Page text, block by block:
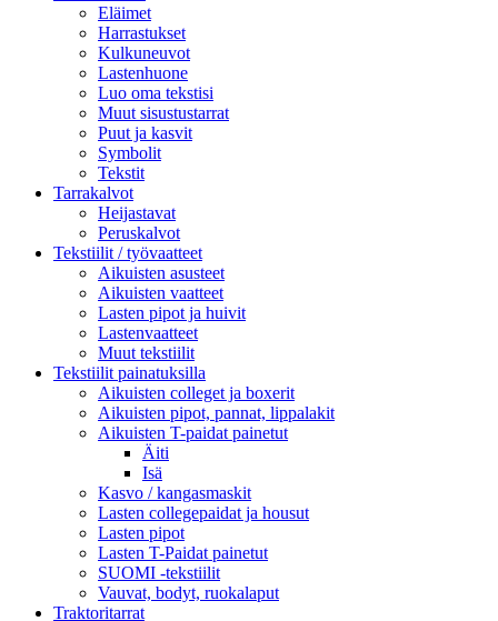
Eläimet
Harrastukset
Kulkuneuvot
Lastenhuone
Luo oma tekstisi
Muut sisustustarrat
Puut ja kasvit
Symbolit
Tekstit
Tarrakalvot
Heijastavat
Peruskalvot
Tekstiilit / työvaatteet
Aikuisten asusteet
Aikuisten vaatteet
Lasten pipot ja huivit
Lastenvaatteet
Muut tekstiilit
Tekstiilit painatuksilla
Aikuisten colleget ja boxerit
Aikuisten pipot, pannat, lippalakit
Aikuisten T-paidat painetut
Äiti
Isä
Kasvo / kangasmaskit
Lasten collegepaidat ja housut
Lasten pipot
Lasten T-Paidat painetut
SUOMI -tekstiilit
Vauvat, bodyt, ruokalaput
Traktoritarrat